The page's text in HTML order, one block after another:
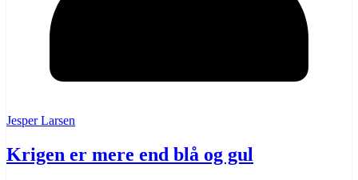
Jesper Larsen
Krigen er mere end blå og gul